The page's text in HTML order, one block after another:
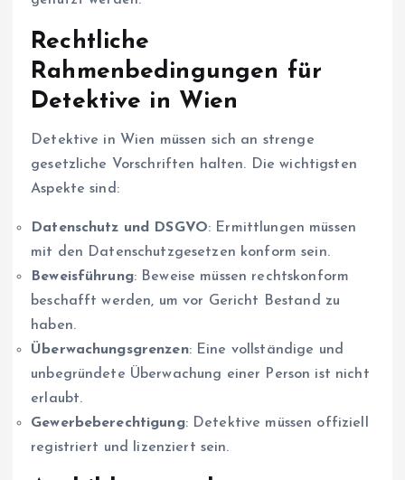
Rechtliche
Rahmenbedingungen für
Detektive in Wien
Detektive in Wien müssen sich an strenge
gesetzliche Vorschriften halten. Die wichtigsten
Aspekte sind:
Datenschutz und DSGVO: Ermittlungen müssen
mit den Datenschutzgesetzen konform sein.
Beweisführung: Beweise müssen rechtskonform
beschafft werden, um vor Gericht Bestand zu
haben.
Überwachungsgrenzen: Eine vollständige und
unbegründete Überwachung einer Person ist nicht
erlaubt.
Gewerbeberechtigung: Detektive müssen offiziell
registriert und lizenziert sein.